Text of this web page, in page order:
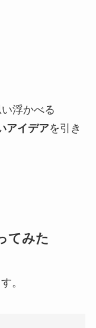
浮かべる
アイデアを引き
てみた
。